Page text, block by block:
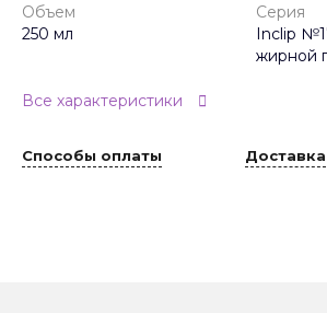
Объем
250 мл
Серия
Inclip
жирной
Все характеристики
Способы оплаты Доставка